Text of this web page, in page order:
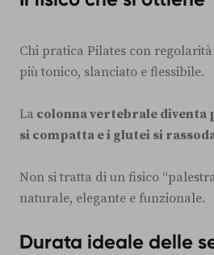
Chi pratica Pilates con
più tonico, slanciato e flessibile.
La colonna vertebrale diventa
si compatta e i glutei si
Non si tratta di un fisico
naturale, elegante e funzionale.
Durata ideale delle